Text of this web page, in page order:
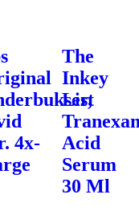
4x-
The
Inkey
List
Acid
Serum
30 Ml